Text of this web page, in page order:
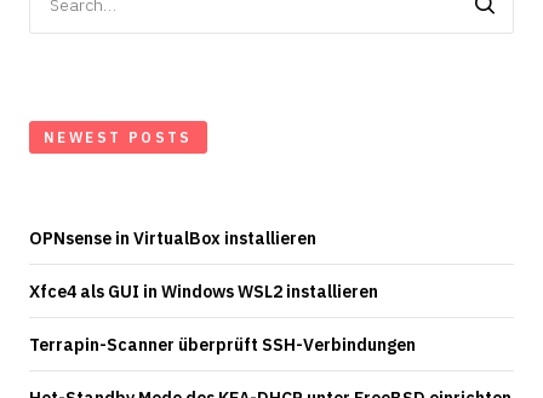
for:
NEWEST POSTS
OPNsense in VirtualBox installieren
Xfce4 als GUI in Windows WSL2 installieren
Terrapin-Scanner überprüft SSH-Verbindungen